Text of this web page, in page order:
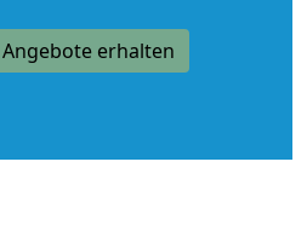
erhalten